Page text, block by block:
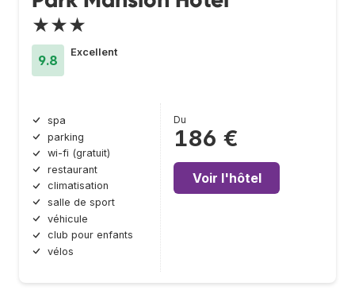
★★★
9.8
Excellent
spa
parking
wi-fi (gratuit)
restaurant
climatisation
salle de sport
véhicule
club pour enfants
vélos
Du
186 €
Voir l'hôtel